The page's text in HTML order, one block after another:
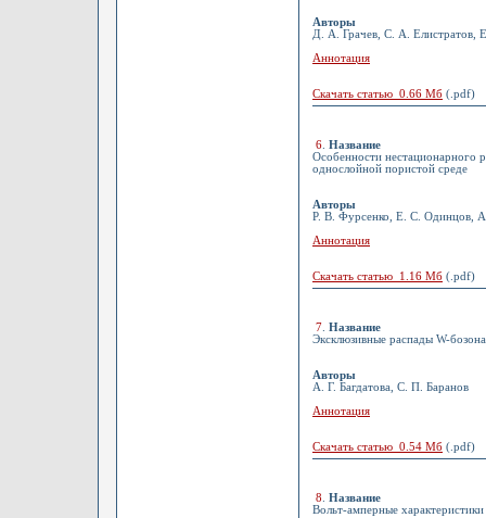
Авторы
Д. А. Грачев, С. А. Елистратов,
Аннотация
Скачать статью 0.66 Мб (.pdf)
6 Название
Особенности нестационарного
однослойной пористой среде
Авторы
Р. В. Фурсенко, Е. С. Одинцов,
Аннотация
Скачать статью 1.16 Мб (.pdf)
7 Название
Эксклюзивные распады W-бозона
Авторы
А. Г. Багдатова, С. П. Баранов
Аннотация
Скачать статью 0.54 Мб (.pdf)
8
Название
Вольт-амперные